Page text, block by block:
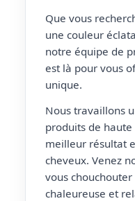
Que vous
une couleur
notre équipe de
est là pour vous
unique.
Nous travaillons
produits de
meilleur résultat
cheveux. Venez
vous
chaleureuse et